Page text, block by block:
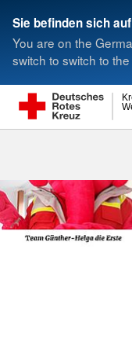
Sie befinden sich
You are on the
switch to switch to